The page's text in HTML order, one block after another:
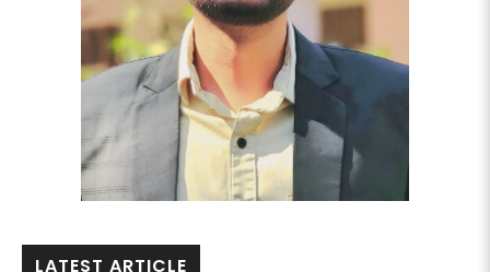
LATEST ARTICLE